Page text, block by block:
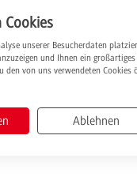
Cookies
unserer Besucherdaten
und Ihnen ein
von uns verwendeten Cookies
Ablehnen